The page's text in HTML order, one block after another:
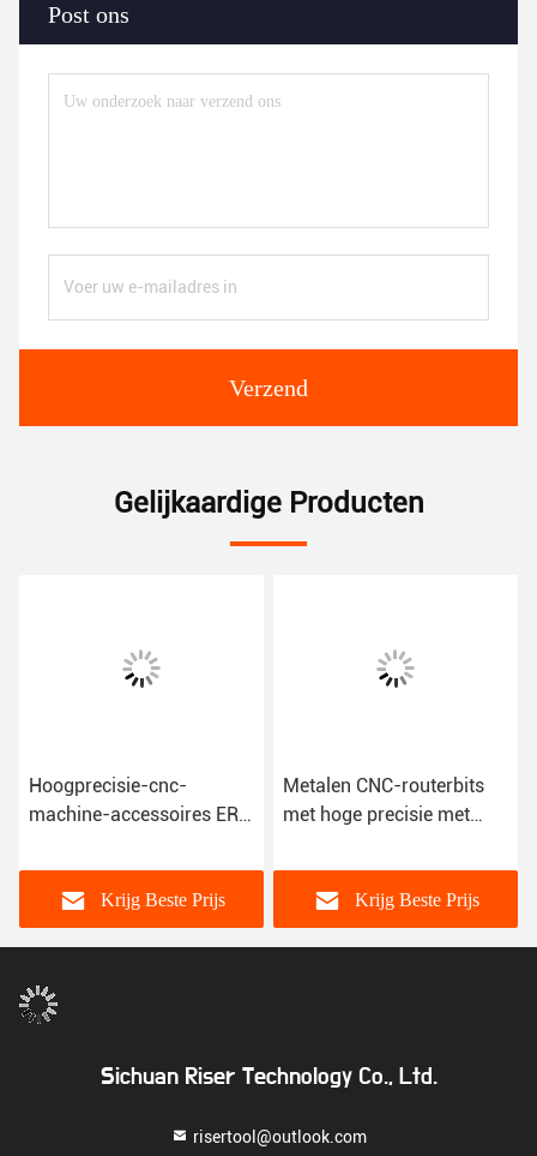
Post ons
Verzend
Gelijkaardige Producten
Hoogprecisie-cnc-
machine-accessoires ER-
vastklampen van
eindmolensKrijg Beste Prijs
Metalen CNC-routerbits
met hoge precisie met
Krijg Beste Prijs
Sichuan Riser Technology Co., Ltd.
risertool@outlook.com